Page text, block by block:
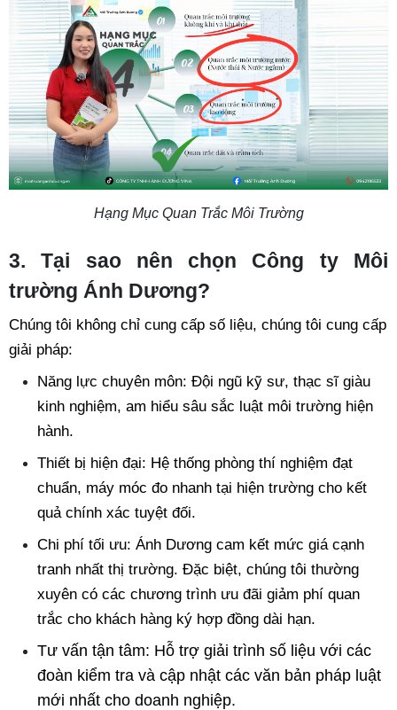
Hạng Mục Quan Trắc Môi Trường
3. Tại sao nên chọn Công ty Môi
trường Ánh Dương?
Chúng tôi không chỉ cung cấp số liệu, chúng tôi cung cấp
giải pháp:
Năng lực chuyên môn: Đội ngũ kỹ sư, thạc sĩ giàu
kinh nghiệm, am hiểu sâu sắc luật môi trường hiện
hành.
Thiết bị hiện đại: Hệ thống phòng thí nghiệm đạt
chuẩn, máy móc đo nhanh tại hiện trường cho kết
quả chính xác tuyệt đối.
Chi phí tối ưu: Ánh Dương cam kết mức giá cạnh
tranh nhất thị trường. Đặc biệt, chúng tôi thường
xuyên có các chương trình ưu đãi giảm phí quan
trắc cho khách hàng ký hợp đồng dài hạn.
Tư vấn tận tâm: Hỗ trợ giải trình số liệu với các
đoàn kiểm tra và cập nhật các văn bản pháp luật
mới nhất cho doanh nghiệp.